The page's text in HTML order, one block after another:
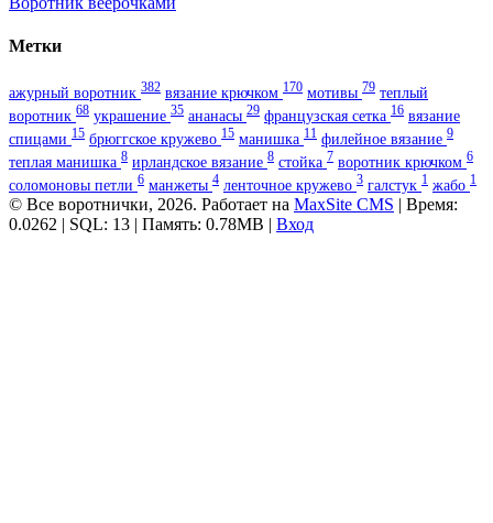
Метки
ажурный воротник 382 вязание крючком 170 мотивы 79 теплый
воротник 68 украшение 35 ананасы 29 французская сетка 16 вязание
спицами 15 брюггское кружево 15 манишка 11 филейное вязание 9
теплая манишка 8 ирландское вязание 8 стойка 7 воротник крючком 6
соломоновы петли 6 манжеты 4 ленточное кружево 3 галстук 1 жабо 1
© Все воротнички, 2026. Работает на MaxSite CMS | Время:
0.0262 | SQL: 13 | Память: 0.78MB | Вход